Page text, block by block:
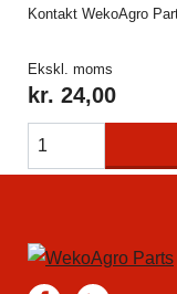
Kontakt WekoAgro
Ekskl. moms
kr. 24,00